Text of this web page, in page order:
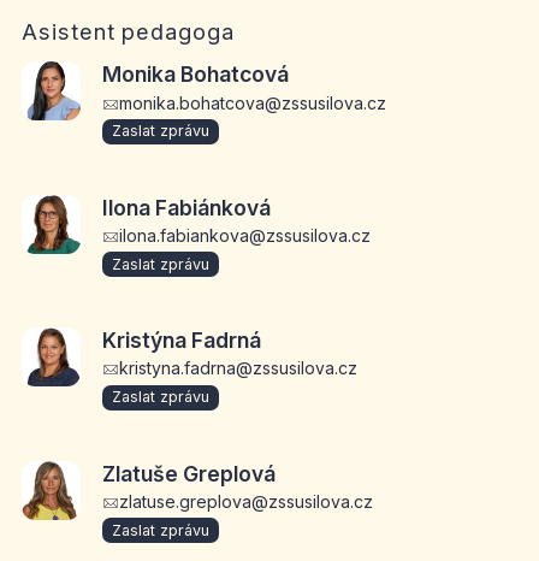
Asistent pedagoga
Monika Bohatcová
monika.bohatcova@zssusilova.cz
Zaslat zprávu
Ilona Fabiánková
ilona.fabiankova@zssusilova.cz
Zaslat zprávu
Kristýna Fadrná
kristyna.fadrna@zssusilova.cz
Zaslat zprávu
Zlatuše Greplová
zlatuse.greplova@zssusilova.cz
Zaslat zprávu